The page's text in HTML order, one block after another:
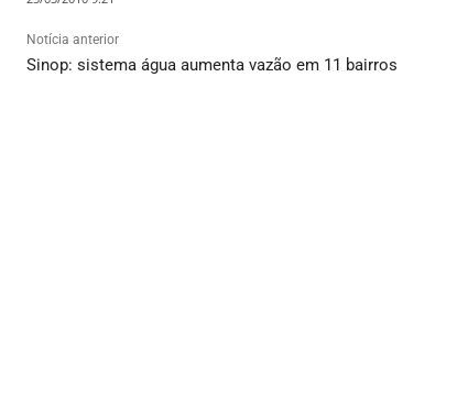
Notícia anterior
Sinop: sistema água aumenta vazão em 11 bairros